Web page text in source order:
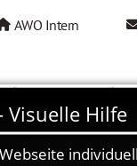
AWO Intern
Mein